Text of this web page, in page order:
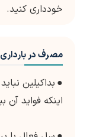
خودداری کنید.
مصرف در بارداری
● بداکیلین
اینکه فواید